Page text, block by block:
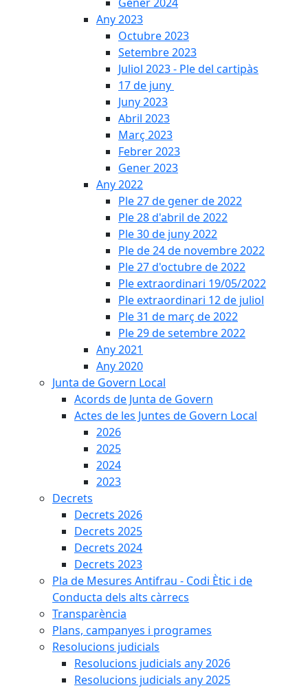
Any 2023
Octubre 2023
Setembre 2023
Juliol 2023 - Ple del cartipàs
17 de juny
Juny 2023
Abril 2023
Març 2023
Febrer 2023
Gener 2023
Any 2022
Ple 27 de gener de 2022
Ple 28 d'abril de 2022
Ple 30 de juny 2022
Ple de 24 de novembre 2022
Ple 27 d'octubre de 2022
Ple extraordinari 19/05/2022
Ple extraordinari 12 de juliol
Ple 31 de març de 2022
Ple 29 de setembre 2022
Any 2021
Any 2020
Junta de Govern Local
Acords de Junta de Govern
Actes de les Juntes de Govern Local
2026
2025
2024
2023
Decrets
Decrets 2026
Decrets 2025
Decrets 2024
Decrets 2023
Pla de Mesures Antifrau - Codi Ètic i de
Conducta dels alts càrrecs
Transparència
Plans, campanyes i programes
Resolucions judicials
Resolucions judicials any 2026
Resolucions judicials any 2025